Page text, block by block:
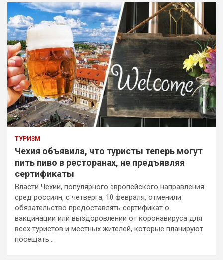
ТУРИЗМ
Чехия объявила, что туристы теперь могут
пить пиво в ресторанах, не предъявляя
сертификаты
Власти Чехии, популярного европейского направления
сред россиян, с четверга, 10 февраля, отменили
обязательство предоставлять сертификат о
вакцинации или выздоровлении от коронавируса для
всех туристов и местных жителей, которые планируют
посещать…